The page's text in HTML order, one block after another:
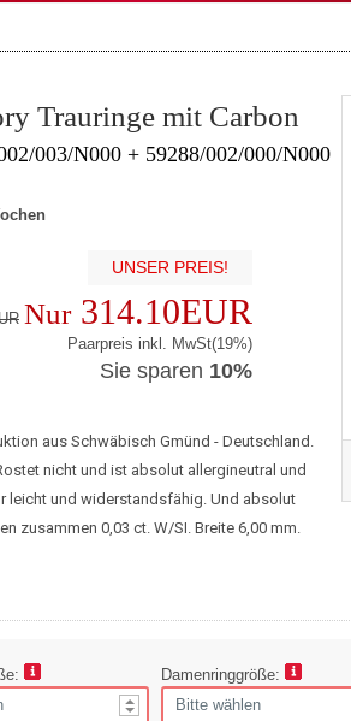
Trauringe mit Carbon
003/N000 + 59288/002/000/N000
UNSER PREIS!
Nur314.10EUR
Paarpreis inkl. MwSt(19%)
Sie sparen 10%
aus Schwäbisch Gmünd - Deutschland.
nicht und ist absolut allergineutral und
leicht und widerstandsfähig. Und absolut
zusammen 0,03 ct. W/SI. Breite 6,00 mm.
Damenringgröße: